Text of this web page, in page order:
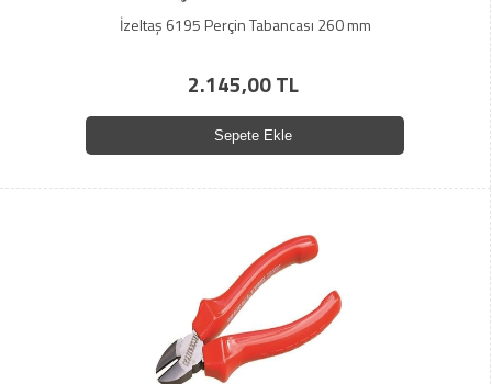
İzeltaş 6195 Perçin Tabancası 260 mm
2.145,00 TL
Sepete Ekle